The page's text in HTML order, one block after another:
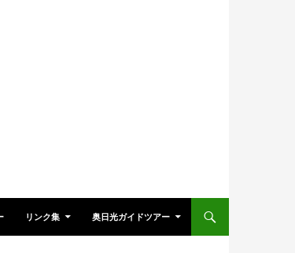
リンク集 奥日光ガイドツアー